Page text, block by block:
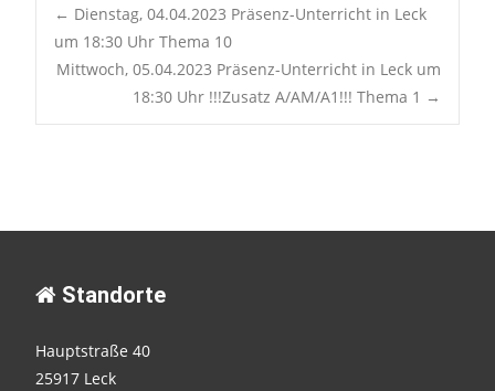
Post
navigation
← Dienstag, 04.04.2023 Präsenz-Unterricht in Leck
um 18:30 Uhr Thema 10
Mittwoch, 05.04.2023 Präsenz-Unterricht in Leck um
18:30 Uhr !!!Zusatz A/AM/A1!!! Thema 1 →
Standorte
Hauptstraße 40
25917 Leck